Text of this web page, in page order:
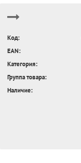
Код:
EAN:
Категория:
Группа товара:
Наличие: